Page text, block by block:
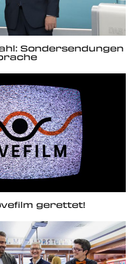
Sondersendungen
gerettet!